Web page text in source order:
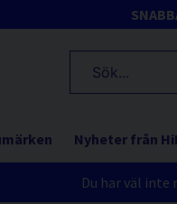
Nyheter från
Du har väl inte